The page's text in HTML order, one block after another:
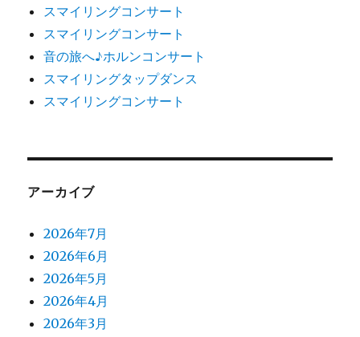
スマイリングコンサート
スマイリングコンサート
音の旅へ♪ホルンコンサート
スマイリングタップダンス
スマイリングコンサート
アーカイブ
2026年7月
2026年6月
2026年5月
2026年4月
2026年3月